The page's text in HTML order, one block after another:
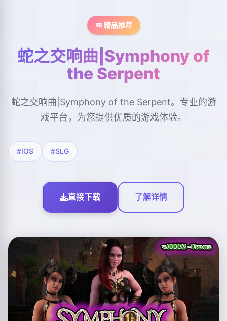
🧼 精品推荐
蛇之交响曲|Symphony of
the Serpent
蛇之交响曲|Symphony of the Serpent。专业的游
戏平台，为您提供优质的游戏体验。
#IOS #SLG
直接下载 了解详情